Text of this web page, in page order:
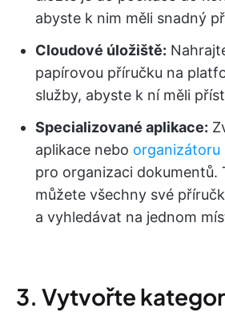
abyste k nim měli snadný
Cloudové úložiště:
papírovou příručku na
služby, abyste k ní měli
Specializované aplikace:
aplikace nebo organizátoru
pro organizaci dokumentů.
můžete všechny své
a vyhledávat na jednom
3. Vytvořte